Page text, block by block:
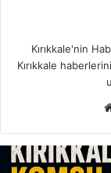
Kırıkkale'nin
Kırıkkale